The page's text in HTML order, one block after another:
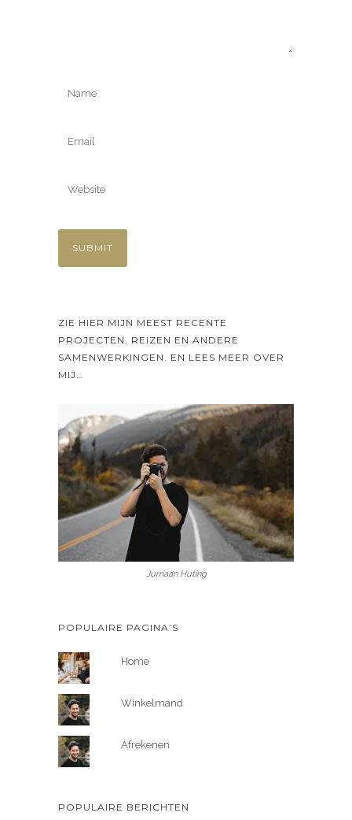
ZIE HIER MIJN MEEST RECENTE
PROJECTEN, REIZEN EN ANDERE
SAMENWERKINGEN. EN LEES MEER OVER
MIJ…
Jurriaan Huting
POPULAIRE PAGINA’S
Home
Winkelmand
Afrekenen
POPULAIRE BERICHTEN